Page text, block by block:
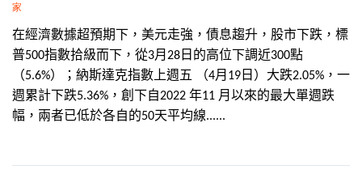
家
在經濟數據超預期下，美元走強，債息趨升，股市下跌，標
普500指數拾級而下，從3月 28 日的高位下調近300點
（5.6%）；納斯達克指數上週五 （4月 19 日）大跌2.05% ，一
週累計下跌5.36% ，創下自2022 年11 月以來的最大單週跌
幅，兩者已低於各自的50天平均線......